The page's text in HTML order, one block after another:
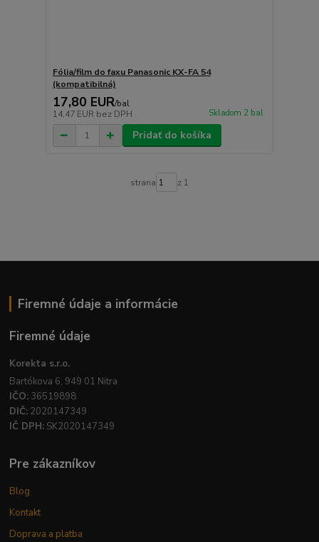
Fólia/film do faxu Panasonic KX-FA 54
(kompatibilná)
17,80 EUR/bal
14,47 EUR bez DPH Skladom 2 bal
Pridať do košíka
strana z 1
Firemné údaje a informácie
Firemné údaje
Korekta s.r.o.
Bartókova 6, 949 01 Nitra
IČO: 36519898
DIČ: 2020147349
IČ DPH: SK2020147349
Pre zákazníkov
Blog
Kontakt
Doprava a platba